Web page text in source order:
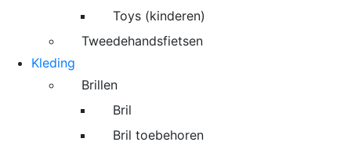
Toys (kinderen)
Tweedehandsfietsen
Kleding
Brillen
Bril
Bril toebehoren